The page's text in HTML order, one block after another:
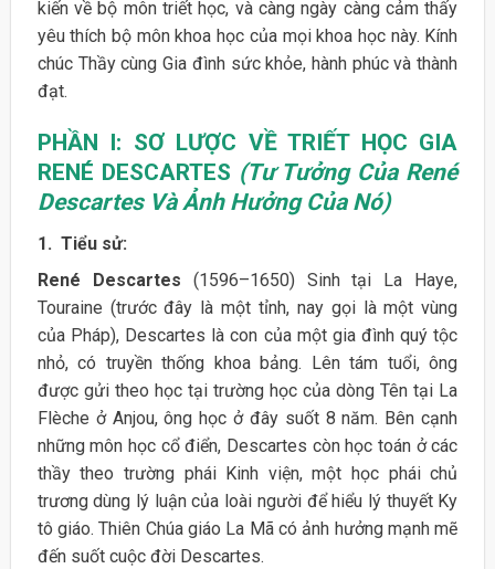
kiến về bộ môn triết học, và càng ngày càng cảm thấy
yêu thích bộ môn khoa học của mọi khoa học này. Kính
chúc Thầy cùng Gia đình sức khỏe, hành phúc và thành
đạt.
PHẦN I: SƠ LƯỢC VỀ TRIẾT HỌC GIA
RENÉ DESCARTES (Tư Tưởng Của René
Descartes Và Ảnh Hưởng Của Nó)
1. Tiểu sử:
René Descartes (1596–1650) Sinh tại La Haye,
Touraine (trước đây là một tỉnh, nay gọi là một vùng
của Pháp), Descartes là con của một gia đình quý tộc
nhỏ, có truyền thống khoa bảng. Lên tám tuổi, ông
được gửi theo học tại trường học của dòng Tên tại La
Flèche ở Anjou, ông học ở đây suốt 8 năm. Bên cạnh
những môn học cổ điển, Descartes còn học toán ở các
thầy theo trường phái Kinh viện, một học phái chủ
trương dùng lý luận của loài người để hiểu lý thuyết Ky
tô giáo. Thiên Chúa giáo La Mã có ảnh hưởng mạnh mẽ
đến suốt cuộc đời Descartes.